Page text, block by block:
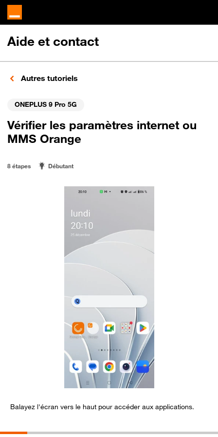
Aide et contact
Autres tutoriels
ONEPLUS 9 Pro 5G
Vérifier les paramètres internet ou
MMS Orange
8 étapes Débutant
Balayez l'écran vers le haut pour accéder aux applications.